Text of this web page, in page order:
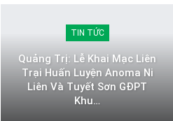
TIN TỨC
Quảng Trị: Lễ Khai Mạc Liên
Trại Huấn Luyện Anoma Ni
Liên Và Tuyết Sơn GĐPT
Khu…